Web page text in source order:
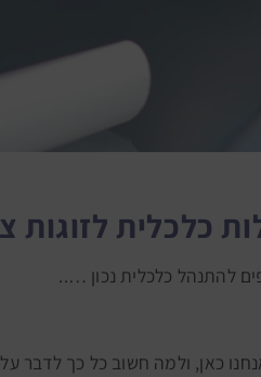
כלכלית לזוגות
להתנהל כלכלית נכון …..
אנחנו כאן, ולמה חשוב כל כך